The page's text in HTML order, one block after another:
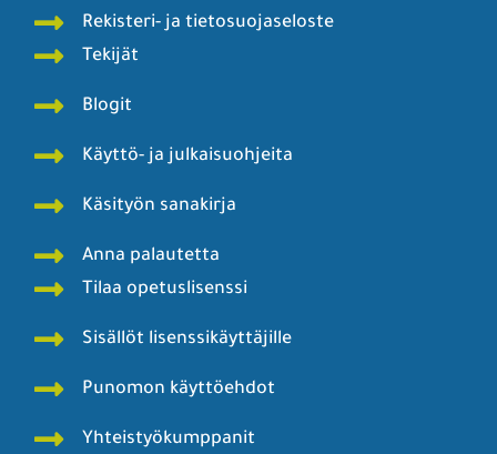
Rekisteri- ja tietosuojaseloste
Tekijät
Blogit
Käyttö- ja julkaisuohjeita
Käsityön sanakirja
Anna palautetta
Tilaa opetuslisenssi
Sisällöt lisenssikäyttäjille
Punomon käyttöehdot
Yhteistyökumppanit